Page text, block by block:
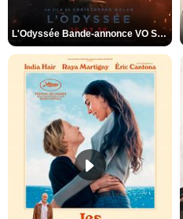
L'Odyssée Bande-annonce VO STFR